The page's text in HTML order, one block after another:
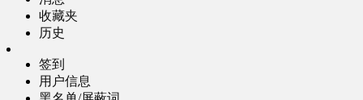
收藏夹
历史
签到
用户信息